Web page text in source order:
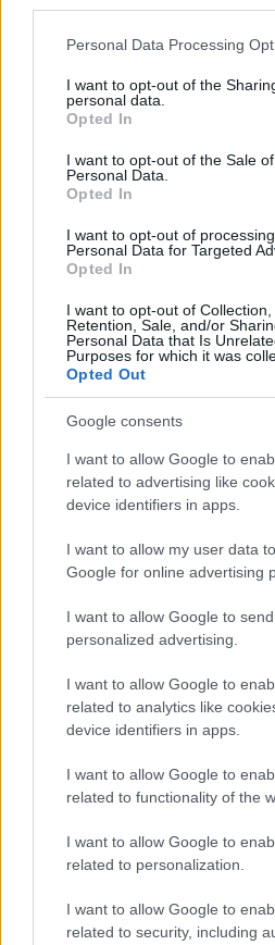
Please note that this website/app
not limited to your visit or usage
grant or deny consent to Google
use your data for below specified
consent section.
Personal Data Processing
I want to opt-out of the
personal data.
Opted In
I want to opt-out of the Sale
Personal Data.
Opted In
I want to opt-out of
Personal Data for Targeted
Opted In
I want to opt-out of Collection,
Retention, Sale, and/or
Personal Data that Is
Purposes for which it was
Opted Out
Google consents
I want to allow Google to
related to advertising like
device identifiers in apps.
I want to allow my user data
Google for online advertising
I want to allow Google to
personalized advertising.
I want to allow Google to
related to analytics like
device identifiers in apps.
I want to allow Google to
related to functionality of the
I want to allow Google to
related to personalization.
I want to allow Google to
related to security, including
Vígh Diána
Fotó: Vanik Zoltán / velvet.hu
Jön még